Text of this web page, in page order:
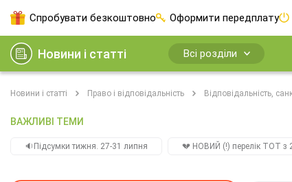
Спробувати безкоштовно Оформити передплату
Новини і статті Всі розділи
Новини і статті Право і відповідальність Відповідальність,
ВАЖЛИВІ ТЕМИ
🔉Підсумки тижня. 27-31 липня 💔 НОВИЙ (!) перелік ТОТ з